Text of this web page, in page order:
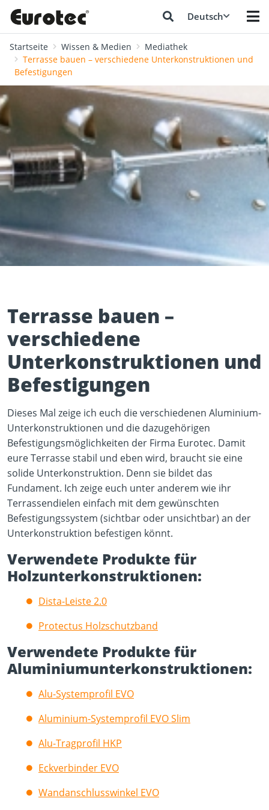
Deutsch
Startseite Wissen & Medien
Mediathek
Terrasse bauen – verschiedene Unterkonstruktionen und
Befestigungen
Play Video
YouTube content loads after clicking.
Terrasse bauen –
verschiedene
Unterkonstruktionen und
Befestigungen
Dieses Mal zeige ich euch die verschiedenen Aluminium-
Unterkonstruktionen und die dazugehörigen
Befestigungsmöglichkeiten der Firma Eurotec. Damit
eure Terrasse stabil und eben wird, braucht sie eine
solide Unterkonstruktion. Denn sie bildet das
Fundament. Ich zeige euch unter anderem wie ihr
Terrassendielen einfach mit dem gewünschten
Befestigungssystem (sichtbar oder unsichtbar) an der
Unterkonstruktion befestigen könnt.
Verwendete Produkte für
Holzunterkonstruktionen:
Dista-Leiste 2.0
Protectus Holzschutzband
Verwendete Produkte für
Aluminiumunterkonstruktionen:
Alu-Systemprofil EVO
Aluminium-Systemprofil EVO Slim
Alu-Tragprofil HKP
Eckverbinder EVO
Wandanschlusswinkel EVO